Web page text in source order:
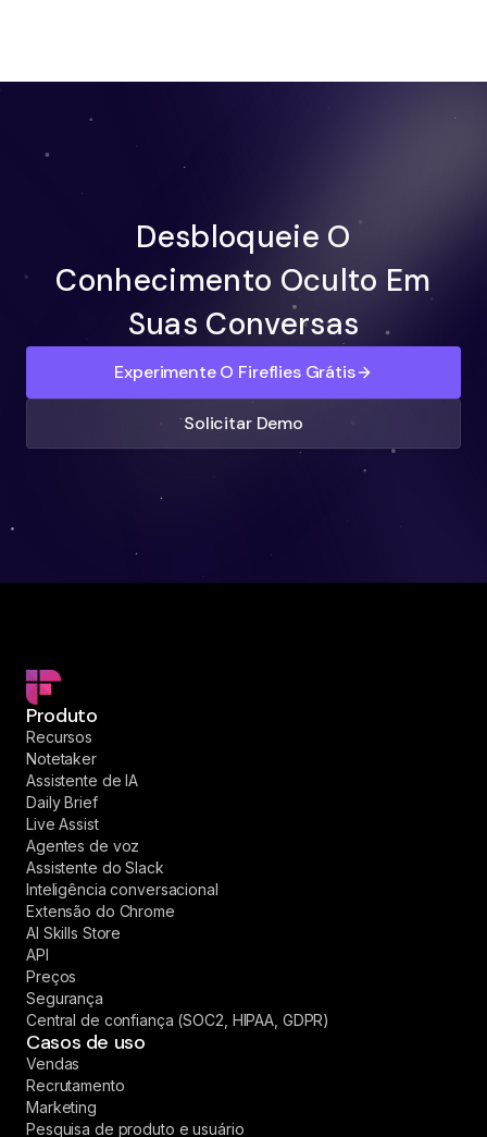
Desbloqueie O
Conhecimento Oculto Em
Suas Conversas
Experimente O Fireflies Grátis
Solicitar Demo
Produto
Recursos
Notetaker
Assistente de IA
Daily Brief
Live Assist
Agentes de voz
Assistente do Slack
Inteligência conversacional
Extensão do Chrome
AI Skills Store
API
Preços
Segurança
Central de confiança (SOC2, HIPAA, GDPR)
Casos de uso
Vendas
Recrutamento
Marketing
Pesquisa de produto e usuário